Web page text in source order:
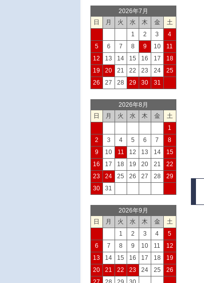
2026年7月
日
月 火 水 木 金
土
1
2 3
4
5
6 7 8 9 10
11
12
13 14 15 16 17
18
19
20 21 22 23 24
25
26
27 28 29 30 31
2026年8月
日
月 火 水 木 金
土
1
2
3 4 5 6 7
8
9
10 11 12 13 14
15
16
17 18 19 20 21
22
23
24 25 26 27 28
29
30
31
2026年9月
日
月 火 水 木 金
土
1
2 3 4
5
6
7 8 9 10 11
12
13
14 15 16 17 18
19
20
21 22 23 24 25
26